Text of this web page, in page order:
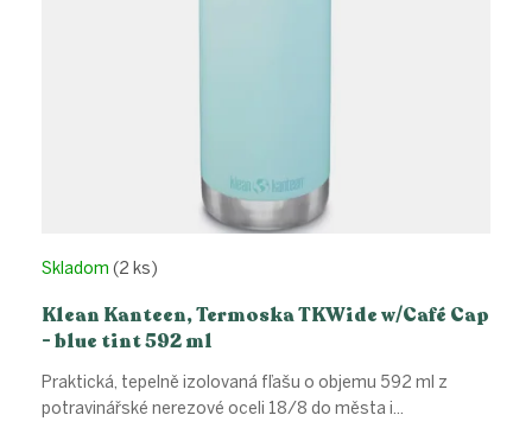
Klean Kanteen, Termoska TKWide w/Café Cap
- blue tint 592 ml
Skladom (2 ks)
Praktická, tepelně izolovaná fľašu o objemu 592 ml z
potravinářské nerezové oceli 18/8 do města i...